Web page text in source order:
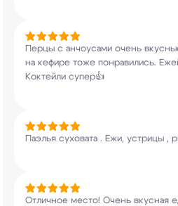
Перцы с анчоусами очень
на кефире тоже понравились.
Коктейли супер👍
Паэлья суховата . Ежи, устрицы ,
Отличное место! Очень вкусная